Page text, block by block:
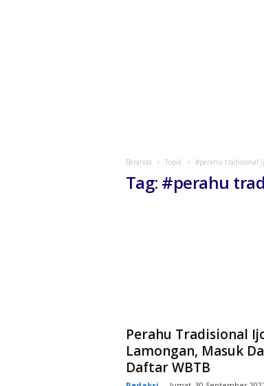
Beranda Topik #perahu tradisional
Tag: #perahu
Perahu Tradisional
Lamongan, Masuk
Daftar WBTB